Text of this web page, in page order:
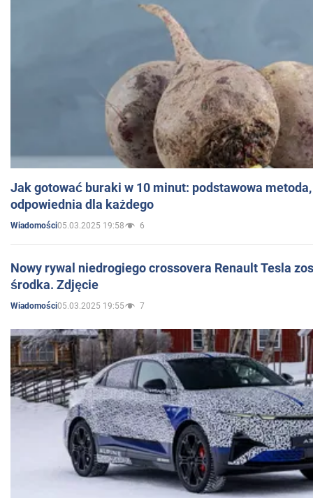
Jak gotować buraki w 10 minut: podstawowa
odpowiednia dla każdego
Wiadomości05.03.2025 19:58 6
Nowy rywal niedrogiego crossovera Renault Tesla
środka. Zdjęcie
Wiadomości05.03.2025 19:55 7